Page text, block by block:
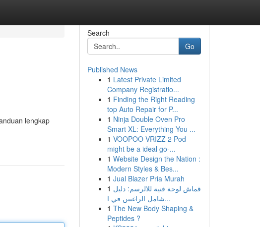
lengkap
Search
Go
Published News
1 Latest Private Limited
Company Registratio...
1 Finding the Right Reading
top Auto Repair for P...
1 Ninja Double Oven Pro
Smart XL: Everything You ...
1 VOOPOO VRIZZ 2 Pod
might be a ideal go-...
1 Website Design the Nation :
Modern Styles & Bes...
1 Jual Blazer Pria Murah
1 قماش لوحة فنية للالرسم: دليل
شامل الراغبين في ا...
1 The New Body Shaping &
Peptides ?